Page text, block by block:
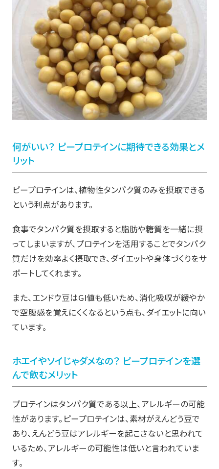
何がいい？ ピープロテインに期待できる効果とメ
リット
ピープロテインは、植物性タンパク質のみを摂取できる
という利点があります。
食事でタンパク質を摂取すると脂肪や糖質を一緒に摂
ってしまいますが、プロテインを活用することでタンパク
質だけを効率よく摂取でき、ダイエットや身体づくりをサ
ポートしてくれます。
また、エンドウ豆はGI値も低いため、消化吸収が緩やか
で空腹感を覚えにくくなるという点も、ダイエットに向い
ています。
ホエイやソイじゃダメなの？ ピープロテインを選
んで飲むメリット
プロテインはタンパク質である以上、アレルギーの可能
性があります。ピープロテインは、素材がえんどう豆で
あり、えんどう豆はアレルギーを起こさないと思われて
いるため、アレルギーの可能性は低いと言われていま
す。